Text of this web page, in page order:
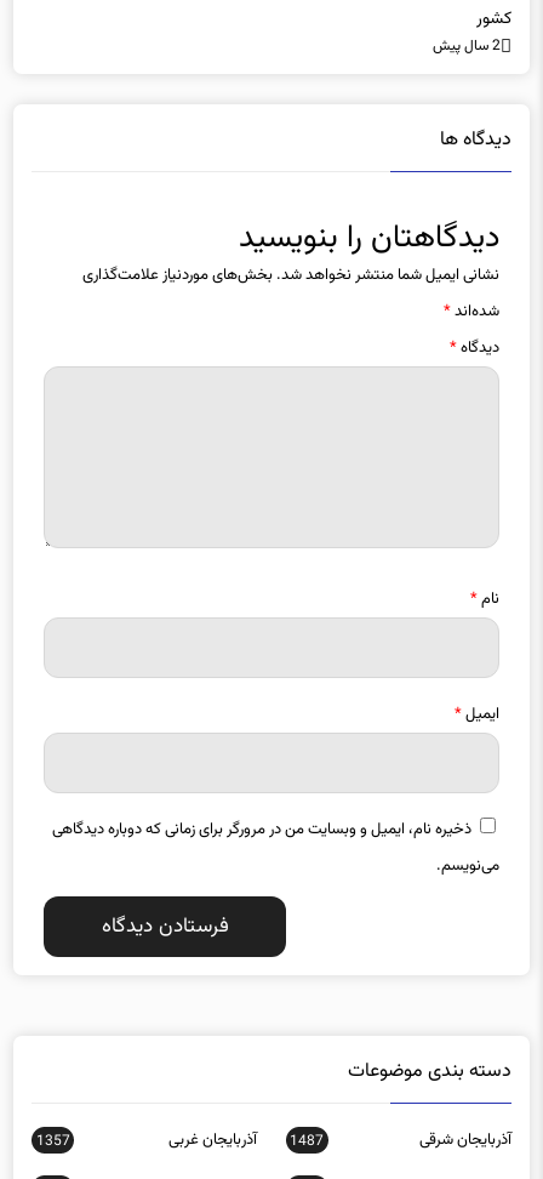
2 سال پیش
نشانی ایمیل شما منتشر نخواهد شد.بخش‌های موردنیاز علامت‌گذاری
شده‌اند*
دیدگاه*
ایمیل*
ذخیره نام، ایمیل و وبسایت من در مرورگر برای زمانی که دوباره دیدگاهی
می‌نویسم.
آذربایجان شرقی
اجتماعی 15588 اخبار استانها 0